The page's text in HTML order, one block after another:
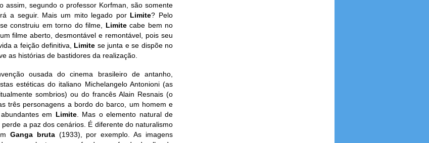
assim, segundo o professor Korfman, são somente
a seguir. Mais um mito legado por Limite? Pelo
construiu em torno do filme, Limitecabe bem no
filme aberto, desmontável e remontável, pois seu
a feição definitiva, Limite se junta e se dispõe no
as histórias de bastidores da realização.
ousada do cinema brasileiro de antanho,
estéticas do italiano Michelangelo Antonioni (as
sombrios) ou do francês Alain Resnais (o
três personagens a bordo do barco, um homem e
em Limite. Mas o elemento natural de
a paz dos cenários. É diferente do naturalismo
Ganga bruta (1933), por exemplo. As imagens